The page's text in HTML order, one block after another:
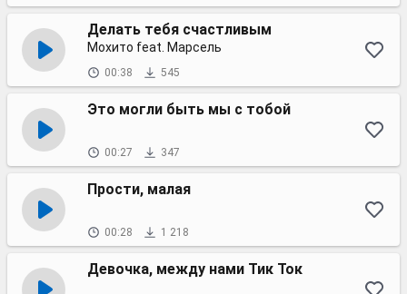
Делать тебя счастливым
Мохито feat. Марсель
00:38 545
Это могли быть мы с тобой
00:27 347
Прости, малая
00:28 1 218
Девочка, между нами Тик Ток